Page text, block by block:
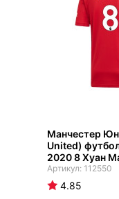
Манчестер
United)
2020 8 Хуан
112550
4.85